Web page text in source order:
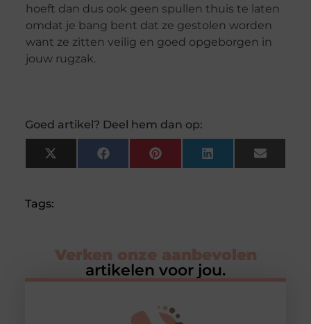
hoeft dan dus ook geen spullen thuis te laten
omdat je bang bent dat ze gestolen worden
want ze zitten veilig en goed opgeborgen in
jouw rugzak.
Goed artikel? Deel hem dan op:
X
(Twitter)
FacebookPinterestLinkedInEmail
Tags:
Verken onze aanbevolen
artikelen voor jou.